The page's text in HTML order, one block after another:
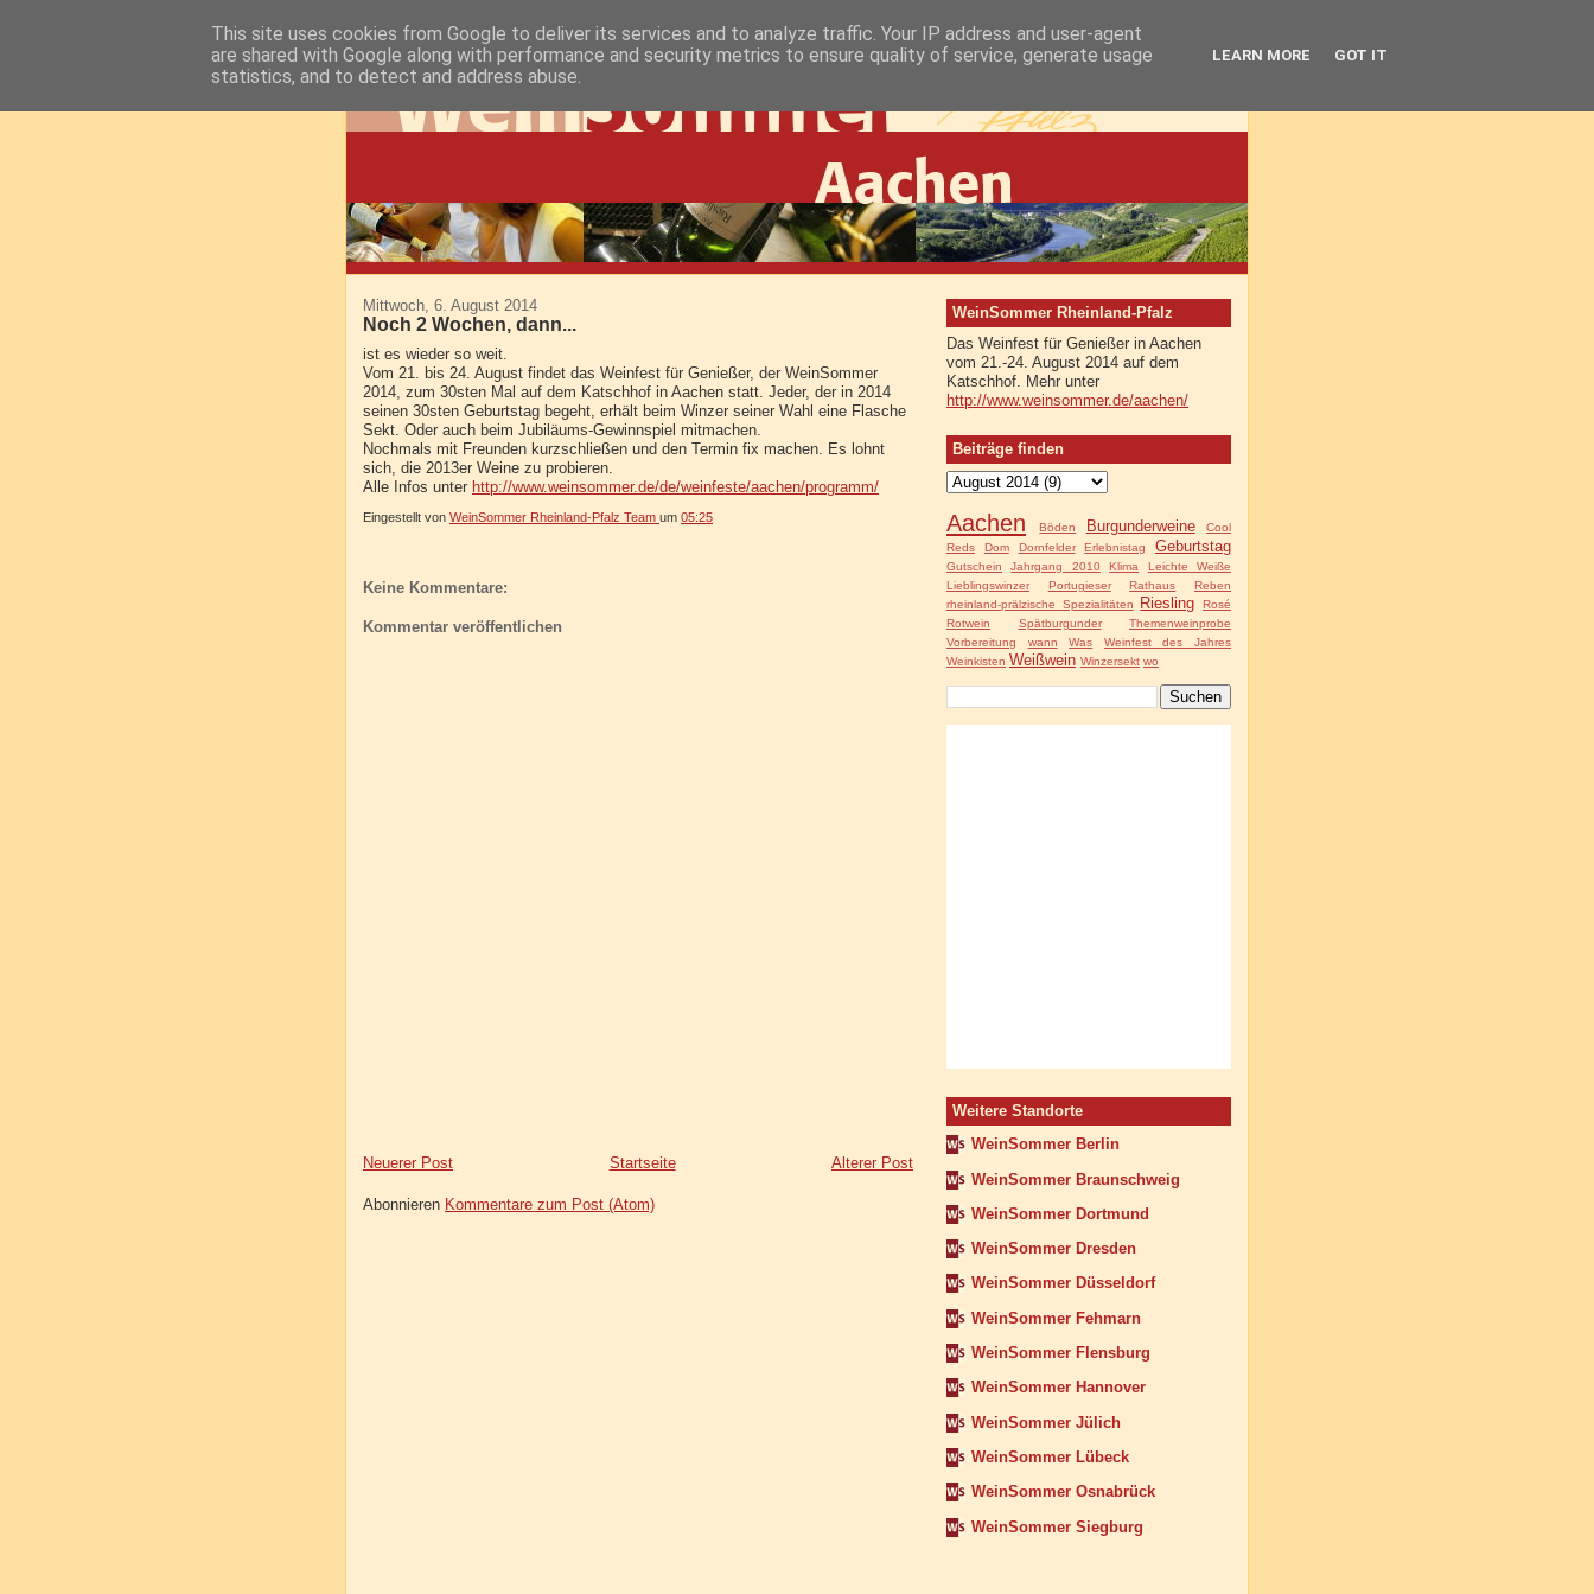
Mittwoch, 6. August 2014
Noch 2 Wochen, dann...
ist es wieder so weit.
Vom 21. bis 24. August findet das Weinfest für Genießer, der WeinSommer
2014, zum 30sten Mal auf dem Katschhof in Aachen statt. Jeder, der in 2014
seinen 30sten Geburtstag begeht, erhält beim Winzer seiner Wahl eine Flasche
Sekt. Oder auch beim Jubiläums-Gewinnspiel mitmachen.
Nochmals mit Freunden kurzschließen und den Termin fix machen. Es lohnt
sich, die 2013er Weine zu probieren.
Alle Infos unter http://www.weinsommer.de/de/weinfeste/aachen/programm/
Eingestellt von WeinSommer Rheinland-Pfalz Team um 05:25
Keine Kommentare:
Kommentar veröffentlichen
Neuerer Post Älterer Post
Startseite
Abonnieren Kommentare zum Post (Atom)
WeinSommer Rheinland-Pfalz
Das Weinfest für Genießer in Aachen
vom 21.-24. August 2014 auf dem
Katschhof. Mehr unter
http://www.weinsommer.de/aachen/
Beiträge finden
Aachen Böden Burgunderweine
Cool
Reds
Dom Dornfelder Erlebnistag Geburtstag
Gutschein Jahrgang 2010 Klima
Leichte Weiße
Lieblingswinzer
Portugieser Rathaus
Reben
rheinland-prälzische Spezialitäten
Riesling
Rosé
Rotwein
Spätburgunder
Themenweinprobe
Vorbereitung
wann Was
Weinfest des Jahres
Weinkisten Weißwein Winzersekt wo
Weitere Standorte
WeinSommer Berlin
WeinSommer Braunschweig
WeinSommer Dortmund
WeinSommer Dresden
WeinSommer Düsseldorf
WeinSommer Fehmarn
WeinSommer Flensburg
WeinSommer Hannover
WeinSommer Jülich
WeinSommer Lübeck
WeinSommer Osnabrück
WeinSommer Siegburg
This site uses cookies from Google to deliver its services and to analyze traffic. Your IP address and user-agent
are shared with Google along with performance and security metrics to ensure quality of service, generate usage
statistics, and to detect and address abuse.
LEARN MORE GOT IT